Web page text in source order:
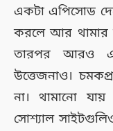
একটা এপিসোড
করলে আর থামার
তারপর আরও
উত্তেজনাও।
না। থামানো
সোশ্যাল